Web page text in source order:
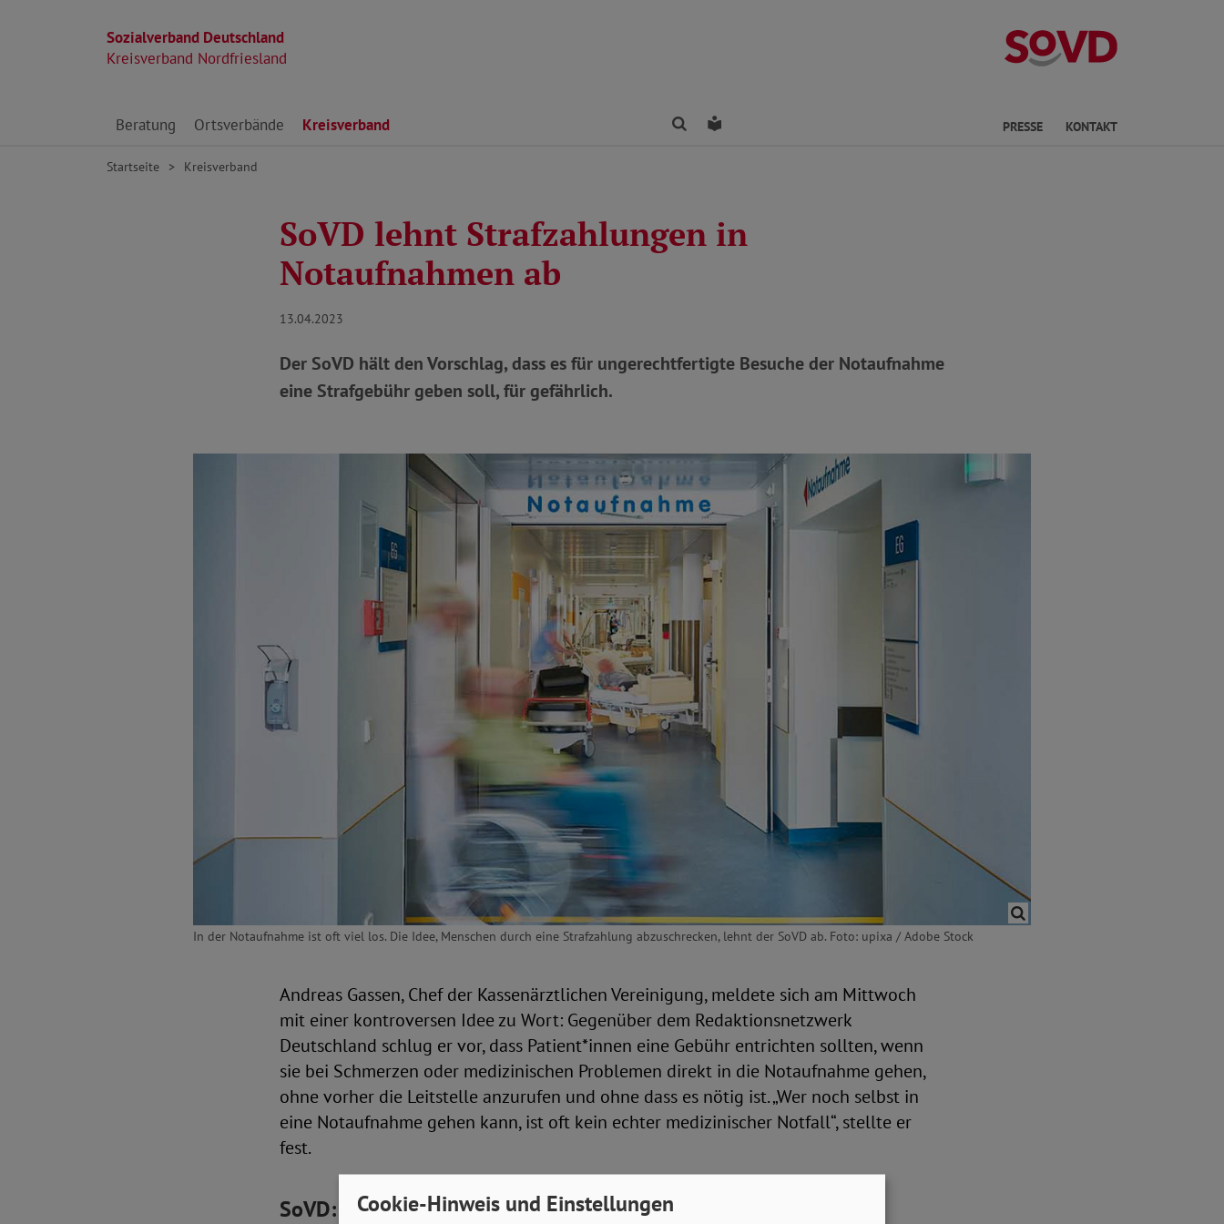
Sozialverband Deutschland
Kreisverband Nordfriesland
Kreisverband
Direkt zu den Inhalten springen
Beratung Ortsverbände Kreisverband FindenLeichte Sprache PRESSE KONTAKT
Startseite Kreisverband
SoVD lehnt Strafzahlungen in
Notaufnahmen ab
13.04.2023
Der SoVD hält den Vorschlag, dass es für ungerechtfertigte Besuche der Notaufnahme
eine Strafgebühr geben soll, für gefährlich.
In der Notaufnahme ist oft viel los. Die Idee, Menschen durch eine Strafzahlung abzuschrecken, lehnt der SoVD ab. Foto: upixa / Adobe Stock
Andreas Gassen, Chef der Kassenärztlichen Vereinigung, meldete sich am Mittwoch
mit einer kontroversen Idee zu Wort: Gegenüber dem Redaktionsnetzwerk
Deutschland schlug er vor, dass Patient*innen eine Gebühr entrichten sollten, wenn
sie bei Schmerzen oder medizinischen Problemen direkt in die Notaufnahme gehen,
ohne vorher die Leitstelle anzurufen und ohne dass es nötig ist. „Wer noch selbst in
eine Notaufnahme gehen kann, ist oft kein echter medizinischer Notfall“, stellte er
fest.
SoVD: Versorgung ausbauen statt Kranke bestrafen
Cookie-Hinweis und Einstellungen